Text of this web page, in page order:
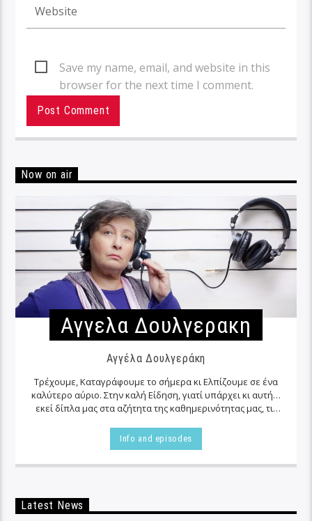
Save my name, email, and website in this
browser for the next time I comment.
Now on air
Αγγελα Δουλγερακη
Αγγέλα Δουλγεράκη
Τρέχουμε, Καταγράφουμε το σήμερα κι Ελπίζουμε σε ένα
καλύτερο αύριο. Στην καλή Είδηση, γιατί υπάρχει κι αυτή…
εκεί δίπλα μας στα αζήτητα της καθημερινότητας μας, τις
Info and episodes
Latest News